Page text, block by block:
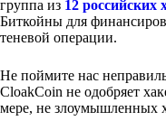
группа из 12 российских
Биткойны для
теневой операции.
Не поймите нас
CloakCoin не одобряет
мере, не злоумышленных